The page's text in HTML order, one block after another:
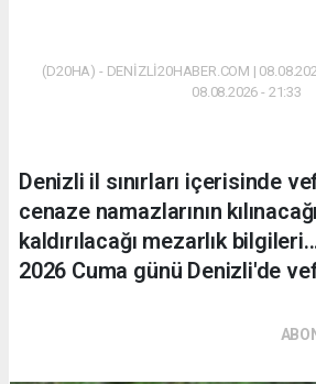
(D20HA) - DENİZLİ20HABER.COM |
08.08.2026 - 21:33
Denizli il sınırları içerisinde
cenaze namazlarının
kaldırılacağı mezarlık
2026 Cuma günü Denizli'de